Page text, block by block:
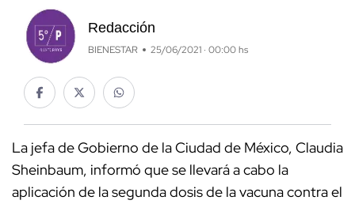
Redacción
BIENESTAR 25/06/2021 · 00:00 hs
La jefa de Gobierno de la Ciudad de México, Claudia
Sheinbaum, informó que se llevará a cabo la
aplicación de la segunda dosis de la vacuna contra el